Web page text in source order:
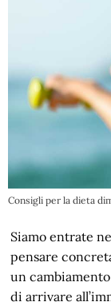
Consigli per la dieta
Siamo entrate
pensare
un
di arrivare